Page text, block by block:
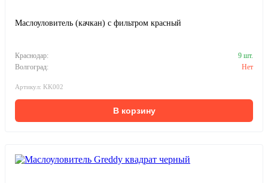
Маслоуловитель (качкан) с фильтром красный
Краснодар:
9 шт.
Волгоград:
Нет
Артикул: KK002
В корзину